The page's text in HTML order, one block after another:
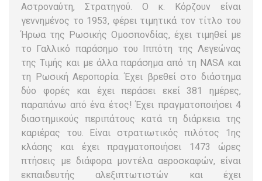
Αστροναύτη, Στρατηγού. Ο κ. Κόρζουν είναι
γεννημένος το 1953, φέρει τιμητικά τον τίτλο του
Ήρωα της Ρωσικής Ομοσπονδίας, έχει τιμηθεί με
το Γαλλικό παράσημο του Ιππότη της Λεγεώνας
της Τιμής και με άλλα παράσημα από τη NASA και
τη Ρωσική Αεροπορία. Έχει βρεθεί στο διάστημα
δύο φορές και έχει περάσει εκεί 381 ημέρες,
παραπάνω από ένα έτος! Έχει πραγματοποιήσει 4
διαστημικούς περιπάτους κατά τη διάρκεια της
καριέρας του. Είναι στρατιωτικός πιλότος 1ης
κλάσης και έχει πραγματοποιήσει 1473 ώρες
πτήσεις με διάφορα μοντέλα αεροσκαφών, είναι
εκπαιδευτής αλεξιπτωτιστών και έχει